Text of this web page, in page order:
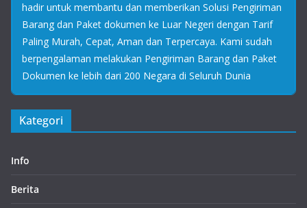
hadir untuk membantu dan memberikan Solusi Pengiriman
Barang dan Paket dokumen ke Luar Negeri dengan Tarif
Paling Murah, Cepat, Aman dan Terpercaya. Kami sudah
berpengalaman melakukan Pengiriman Barang dan Paket
Dokumen ke lebih dari 200 Negara di Seluruh Dunia
Kategori
Info
Berita